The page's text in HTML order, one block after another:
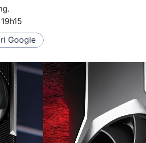
.
Google